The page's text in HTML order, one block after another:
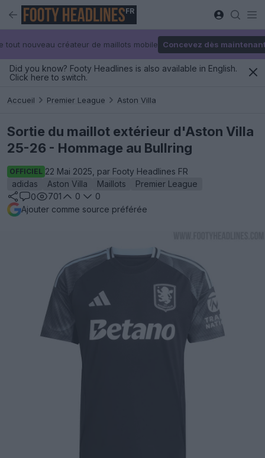
FR
tout nouveau créateur de maillots mobile Concevez dès
Did you know? Footy Headlines is also available in English.
Click here to switch.
Accueil Premier League Aston Villa
Sortie du maillot extérieur d'Aston Villa
25-26 - Hommage au Bullring
OFFICIEL 22 Mai 2025, par Footy Headlines FR
adidas
Aston Villa Maillots
Premier League
0
701 0
0
Ajouter comme source préférée